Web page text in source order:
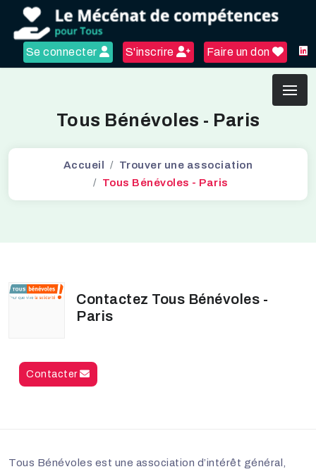
Se connecter S'inscrire Faire un don
Tous Bénévoles - Paris
Accueil
Trouver une association
Tous Bénévoles - Paris
Contactez Tous Bénévoles -
Paris
Contacter
Tous Bénévoles est une association d’intérêt général,